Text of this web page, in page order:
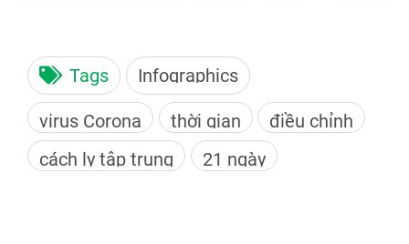
Tags Infographics
virus Corona thời gian
điều chỉnh
cách ly tập trung
21 ngày